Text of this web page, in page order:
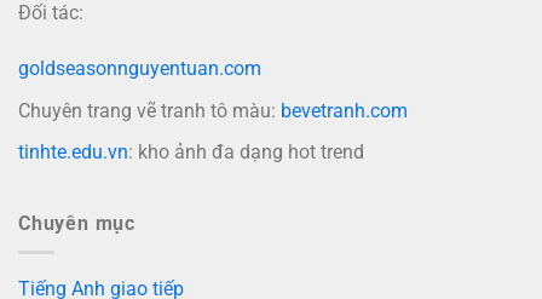
Đối tác:
goldseasonnguyentuan.com
Chuyên trang vẽ tranh tô màu: bevetranh.com
tinhte.edu.vn: kho ảnh đa dạng hot trend
Chuyên mục
Tiếng Anh giao tiếp